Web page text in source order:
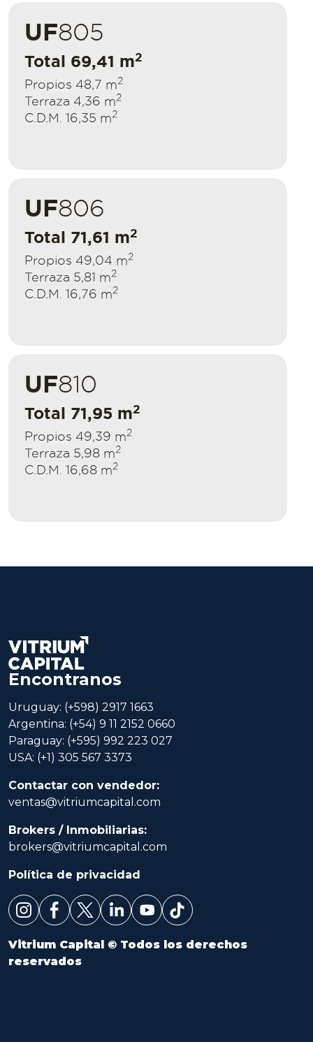
UF805
Total 69,41 m2
Propios 48,7 m2
Terraza 4,36 m2
C.D.M. 16,35 m2
UF806
Total 71,61 m2
Propios 49,04 m2
Terraza 5,81 m2
C.D.M. 16,76 m2
UF810
Total 71,95 m2
Propios 49,39 m2
Terraza 5,98 m2
C.D.M. 16,68 m2
Encontranos
Uruguay: (+598) 2917 1663
Argentina: (+54) 9 11 2152 0660
Paraguay: (+595) 992 223 027
USA: (+1) 305 567 3373
Contactar con vendedor:
ventas@vitriumcapital.com
Brokers / Inmobiliarias:
brokers@vitriumcapital.com
Política de privacidad
Vitrium Capital © Todos los derechos
reservados